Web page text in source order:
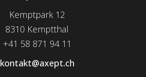
Kemptpark 12
8310 Kemptthal
+41 58 871 94 11
kontakt@axept.ch